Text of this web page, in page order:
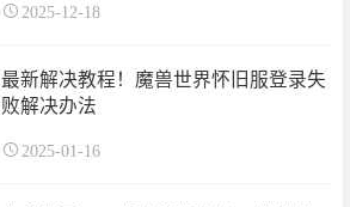
2025-12-18
最新解决教程！魔兽世界怀旧服登录失
败解决办法
2025-01-16